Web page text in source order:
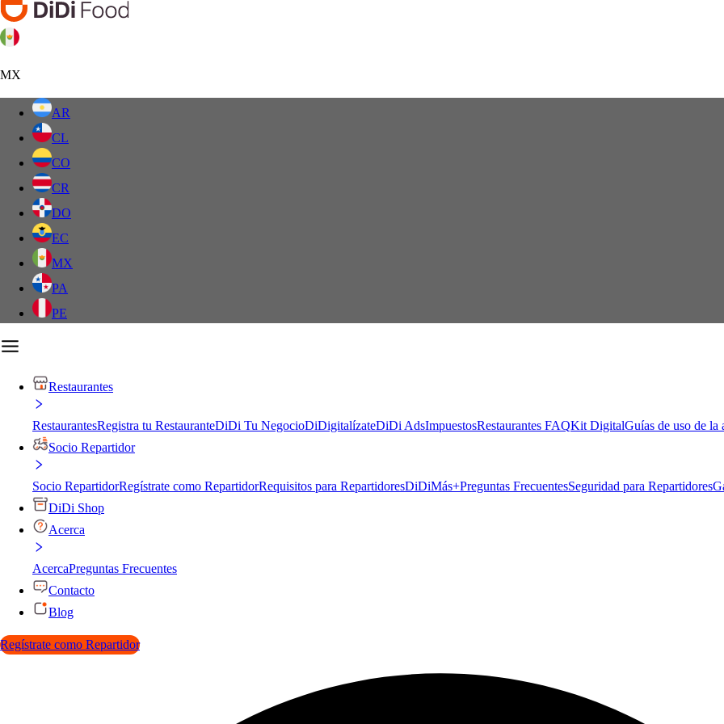
MX
AR
CL
CO
CR
DO
EC
MX
PA
PE
Restaurantes
RestaurantesRegistra tu RestauranteDiDi Tu NegocioDiDigitalízateDiDi AdsImpuestosRestaurantes FAQKit DigitalGuías de uso de la
Socio Repartidor
Socio RepartidorRegístrate como RepartidorRequisitos para RepartidoresDiDiMás+Preguntas FrecuentesSeguridad para Repartidores
DiDi Shop
Acerca
AcercaPreguntas Frecuentes
Contacto
Blog
Regístrate como Repartidor